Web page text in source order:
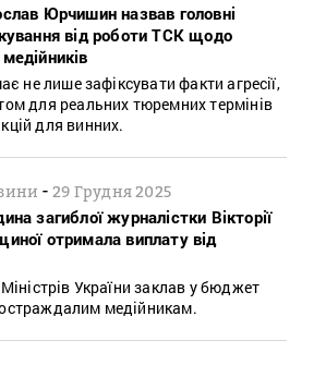
Юрчишин назвав головні
від роботи ТСК щодо
не лише зафіксувати факти агресії,
для реальних тюремних термінів
для винних.
-29 Грудня 2025
загиблої журналістки Вікторії
отримала виплату від
України заклав у бюджет
медійникам.